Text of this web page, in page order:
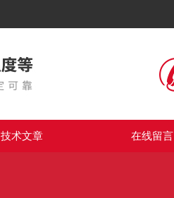
技术文章 在线留言